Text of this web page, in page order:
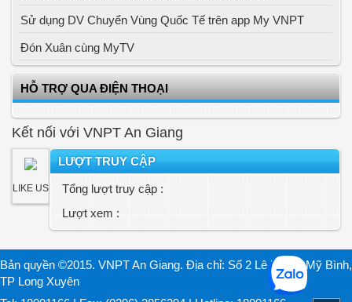
Sử dụng DV Chuyển Vùng Quốc Tế trên app My VNPT
Đón Xuân cùng MyTV
HỖ TRỢ QUA ĐIỆN THOẠI
Kết nối với VNPT An Giang
LIKE US
LƯỢT TRUY CẬP
Tổng lượt truy cập :
Lượt xem :
Bản quyền ©2015. VNPT An Giang. Địa chỉ: Số 2 Lê Lợi, P. Mỹ Bình,
TP Long Xuyên